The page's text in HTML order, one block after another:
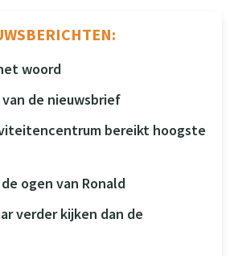
woord
de nieuwsbrief
bereikt hoogste
ogen van Ronald
verder kijken dan de